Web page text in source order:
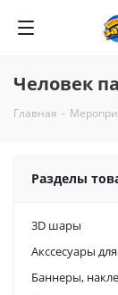
Человек
Главная -
Разделы
3D шары
Акссесуары
Баннеры,